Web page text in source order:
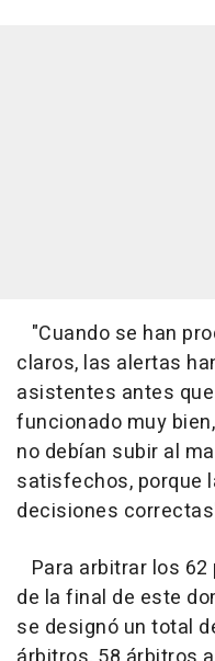
"Cuando se han
claros, las alertas
asistentes antes
funcionado muy
no debían subir al
satisfechos, porque
decisiones
Para arbitrar los
de la final de este
se designó un total